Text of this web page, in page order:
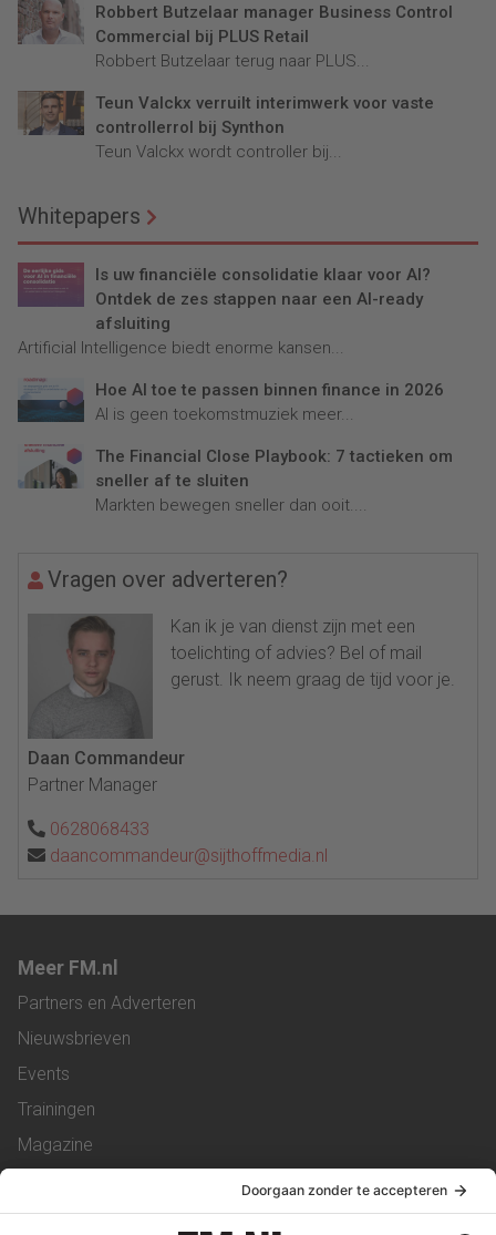
Robbert Butzelaar manager Business Control
Commercial bij PLUS Retail
Robbert Butzelaar terug naar PLUS...
Teun Valckx verruilt interimwerk voor vaste
controllerrol bij Synthon
Teun Valckx wordt controller bij...
Whitepapers
Is uw financiële consolidatie klaar voor AI?
Ontdek de zes stappen naar een AI-ready
afsluiting
Artificial Intelligence biedt enorme kansen...
Hoe AI toe te passen binnen finance in 2026
AI is geen toekomstmuziek meer...
The Financial Close Playbook: 7 tactieken om
sneller af te sluiten
Markten bewegen sneller dan ooit....
Vragen over adverteren?
Kan ik je van dienst zijn met een
toelichting of advies? Bel of mail
gerust. Ik neem graag de tijd voor je.
Daan Commandeur
Partner Manager
0628068433
daancommandeur@sijthoffmedia.nl
Meer FM.nl
Partners en Adverteren
Nieuwsbrieven
Events
Trainingen
Magazine
Service & Contact